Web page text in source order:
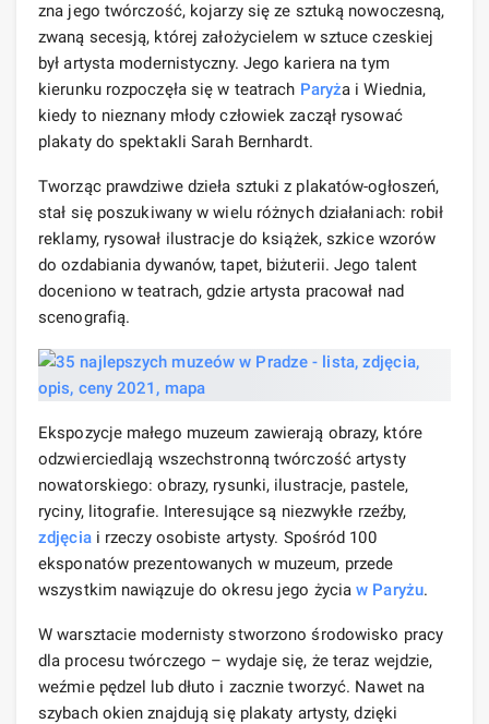
zna jego twórczość, kojarzy się ze sztuką nowoczesną,
zwaną secesją, której założycielem w sztuce czeskiej
był artysta modernistyczny. Jego kariera na tym
kierunku rozpoczęła się w teatrach Paryża i Wiednia,
kiedy to nieznany młody człowiek zaczął rysować
plakaty do spektakli Sarah Bernhardt.
Tworząc prawdziwe dzieła sztuki z plakatów-ogłoszeń,
stał się poszukiwany w wielu różnych działaniach: robił
reklamy, rysował ilustracje do książek, szkice wzorów
do ozdabiania dywanów, tapet, biżuterii. Jego talent
doceniono w teatrach, gdzie artysta pracował nad
scenografią.
Ekspozycje małego muzeum zawierają obrazy, które
odzwierciedlają wszechstronną twórczość artysty
nowatorskiego: obrazy, rysunki, ilustracje, pastele,
ryciny, litografie. Interesujące są niezwykłe rzeźby,
zdjęciai rzeczy osobiste artysty. Spośród 100
eksponatów prezentowanych w muzeum, przede
wszystkim nawiązuje do okresu jego życiaw Paryżu.
W warsztacie modernisty stworzono środowisko pracy
dla procesu twórczego – wydaje się, że teraz wejdzie,
weźmie pędzel lub dłuto i zacznie tworzyć. Nawet na
szybach okien znajdują się plakaty artysty, dzięki